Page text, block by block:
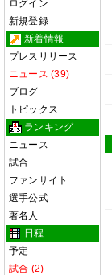
ログイン
新規登録
新着情報
プレスリリース
ニュース (39)
ブログ
トピックス
ランキング
ニュース
試合
ファンサイト
選手公式
著名人
日程
予定
試合 (2)